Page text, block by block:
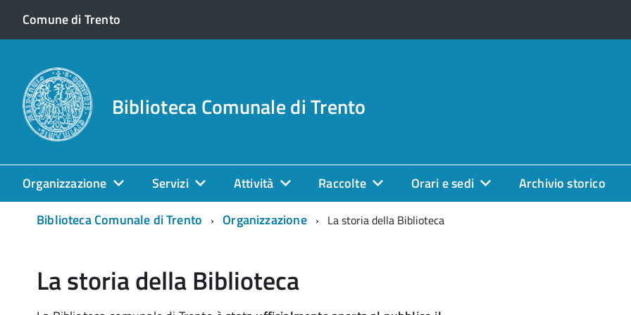
Comune di Trento
Biblioteca Comunale di Trento
Organizzazione Servizi Attività Raccolte Orari e sedi Archivio storico
Biblioteca Comunale di Trento
Organizzazione La storia della Biblioteca
La storia della Biblioteca